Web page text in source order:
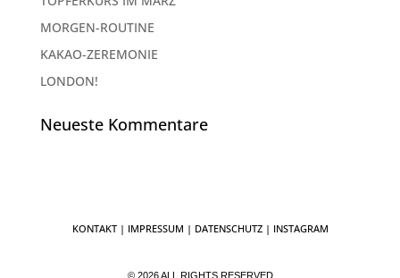
MORGEN-ROUTINE
KAKAO-ZEREMONIE
LONDON!
Neueste Kommentare
KONTAKT| IMPRESSUM | DATENSCHUTZ| INSTAGRAM
© 2026 ALL RIGHTS RESERVED